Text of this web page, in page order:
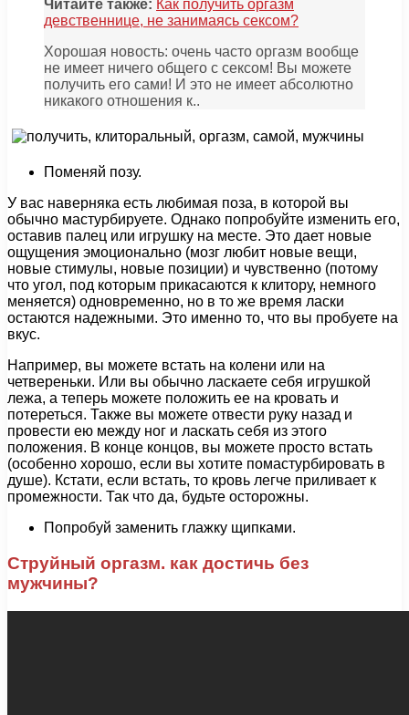
Читайте также: Как получить оргазм
девственнице, не занимаясь сексом?
Хорошая новость: очень часто оргазм вообще
не имеет ничего общего с сексом! Вы можете
получить его сами! И это не имеет абсолютно
никакого отношения к..
Поменяй позу.
У вас наверняка есть любимая поза, в которой вы
обычно мастурбируете. Однако попробуйте изменить его,
оставив палец или игрушку на месте. Это дает новые
ощущения эмоционально (мозг любит новые вещи,
новые стимулы, новые позиции) и чувственно (потому
что угол, под которым прикасаются к клитору, немного
меняется) одновременно, но в то же время ласки
остаются надежными. Это именно то, что вы пробуете на
вкус.
Например, вы можете встать на колени или на
четвереньки. Или вы обычно ласкаете себя игрушкой
лежа, а теперь можете положить ее на кровать и
потереться. Также вы можете отвести руку назад и
провести ею между ног и ласкать себя из этого
положения. В конце концов, вы можете просто встать
(особенно хорошо, если вы хотите помастурбировать в
душе). Кстати, если встать, то кровь легче приливает к
промежности. Так что да, будьте осторожны.
Попробуй заменить глажку щипками.
Струйный оргазм. как достичь без
мужчины?